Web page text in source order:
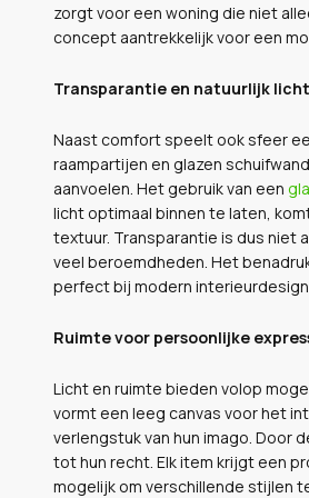
zorgt voor een woning die niet
concept aantrekkelijk voor een
Transparantie en natuurlijk licht
Naast comfort speelt ook sfeer
raampartijen en glazen
aanvoelen. Het gebruik van een
licht optimaal binnen te laten,
textuur. Transparantie is dus niet
veel beroemdheden. Het
perfect bij modern
Ruimte voor persoonlijke
Licht en ruimte bieden volop
vormt een leeg canvas voor het
verlengstuk van hun imago. Door
tot hun recht. Elk item krijgt een
mogelijk om verschillende stijlen